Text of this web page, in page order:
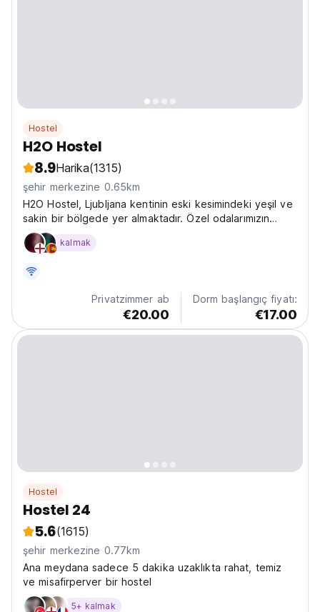
Hostel
H2O Hostel
8.9Harika(1315)
şehir merkezine 0.65km
H2O Hostel, Ljubljana kentinin eski kesimindeki yeşil ve
sakin bir bölgede yer almaktadır. Özel odalarımızın
bazılarından pansiyonumuzun önünden geçen
Ljubljanica nehrini görebilirsiniz. H2O Hostel'den üç
kalmak
Privatzimmer ab
€20.00
Dorm başlangıç fiyatı:
€17.00
Hostel
Hostel 24
5.6(1615)
şehir merkezine 0.77km
Ana meydana sadece 5 dakika uzaklıkta rahat, temiz
ve misafirperver bir hostel
5+ kalmak